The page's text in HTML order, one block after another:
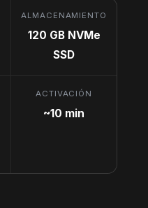
ALMACENAMIENTO
120 GB NVMe
SSD
ACTIVACIÓN
~10 min